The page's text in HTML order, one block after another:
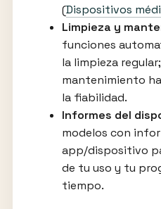
(Dispositivos
Limpieza y
funciones
la limpieza
mantenimiento
la fiabilidad.
Informes del
modelos con
app/dispositivo
de tu uso y tu
tiempo.